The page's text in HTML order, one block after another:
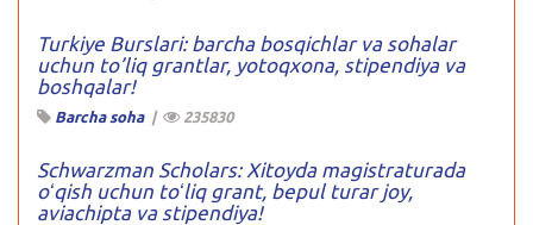
Turkiye Burslari: barcha bosqichlar va sohalar
uchun to’liq grantlar, yotoqxona, stipendiya va
boshqalar!
Barcha soha| 235830
Schwarzman Scholars: Xitoyda magistraturada
oʻqish uchun toʻliq grant, bepul turar joy,
aviachipta va stipendiya!